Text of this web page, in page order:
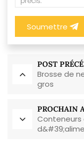
Soumettre
POST
Brosse de
gros
PROCHAIN